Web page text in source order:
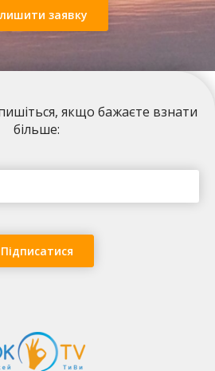
площа
заявку
якщо бажаєте взнати
більше:
Підписатися